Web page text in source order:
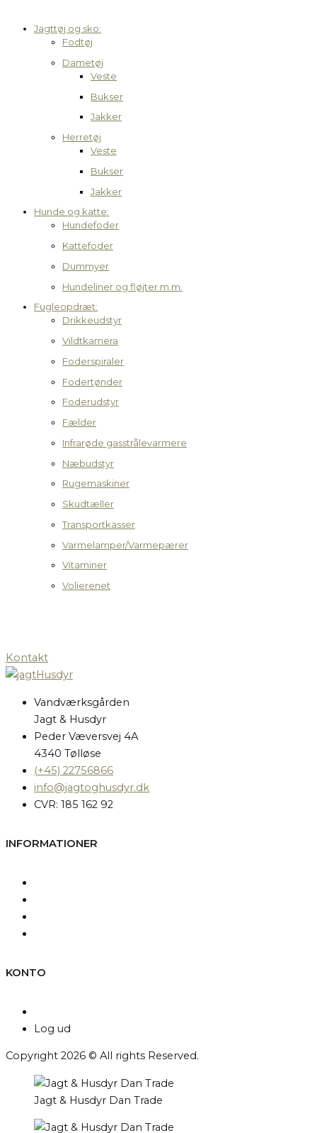
Jagttøj og sko:
Fodtøj
Dametøj
Veste
Bukser
Jakker
Herretøj
Veste
Bukser
Jakker
Hunde og katte:
Hundefoder
Kattefoder
Dummyer
Hundeliner og fløjter m.m.
Fugleopdræt:
Drikkeudstyr
Vildtkamera
Foderspiraler
Fodertønder
Foderudstyr
Fælder
Infrarøde gasstrålevarmere
Næbudstyr
Rugemaskiner
Skudtæller
Transportkasser
Varmelamper/Varmepærer
Vitaminer
Volierenet
Kontakt
Vandværksgården
Jagt & Husdyr
Peder Væversvej 4A
4340 Tølløse
(+45) 22756866
info@jagtoghusdyr.dk
CVR: 185 162 92
INFORMATIONER
KONTO
Log ud
Copyright 2026 © All rights Reserved.
Jagt & Husdyr Dan Trade